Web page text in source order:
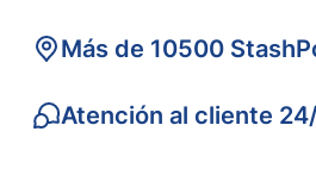
Más de 10500
Atención al cliente